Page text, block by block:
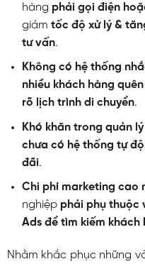
hàng phải gọi điện
giảm tốc độ xử lý &
tư vấn.
Không có hệ thống
nhiều khách hàng
rõ lịch trình di chuyển.
Khó khăn trong quản
chưa có hệ thống tự
đãi.
Chi phí marketing cao
nghiệp phải phụ thuộc
Ads để tìm kiếm khách
Nhằm khắc phục những